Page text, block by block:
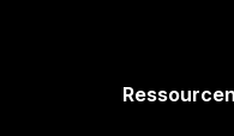
Ressourcen